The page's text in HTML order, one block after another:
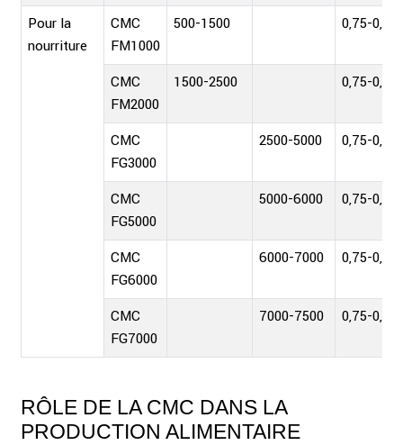
Pour la
nourriture
CMC
FM1000
500-1500 0,75-0,90
CMC
FM2000
1500-2500 0,75-0,90
CMC
FG3000
2500-5000 0,75-0,90
CMC
FG5000
5000-6000 0,75-0,90
CMC
FG6000
6000-7000 0,75-0,90
CMC
FG7000
7000-7500 0,75-0,90
RÔLE DE LA CMC DANS LA
PRODUCTION ALIMENTAIRE